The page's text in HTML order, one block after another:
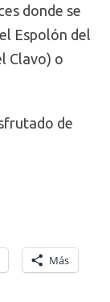
donde se
Espolón del
Clavo) o
de
Más